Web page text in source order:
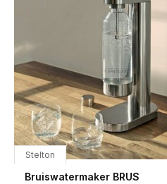
Stelton
Bruiswatermaker BRUS